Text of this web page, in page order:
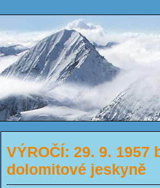
VÝROČÍ: 29. 9.
dolomitové jeskyně